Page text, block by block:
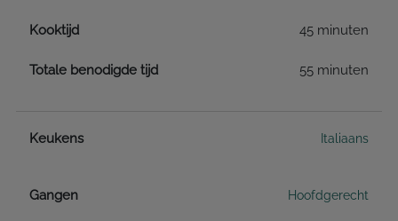
Kooktijd 45 minuten
Totale benodigde tijd 55 minuten
Keukens Italiaans
Gangen Hoofdgerecht